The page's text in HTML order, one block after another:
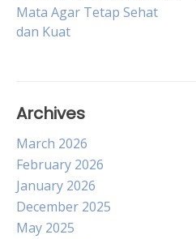
navigation
Mata Agar Tetap Sehat
dan Kuat
Archives
March 2026
February 2026
January 2026
December 2025
May 2025